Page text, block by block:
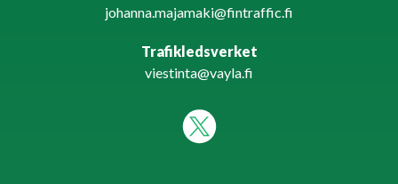
johanna.majamaki@fintraffic.fi
Trafikledsverket
viestinta@vayla.fi